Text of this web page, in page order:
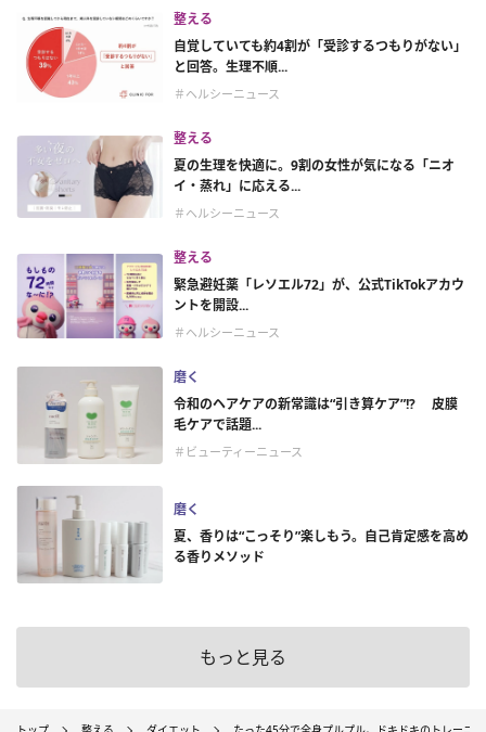
整える
自覚していても約4割が「受診するつもりがない」
と回答。生理不順...
＃ヘルシーニュース
整える
夏の生理を快適に。9割の女性が気になる「ニオ
イ・蒸れ」に応える...
＃ヘルシーニュース
整える
緊急避妊薬「レソエル72」が、公式TikTokアカウ
ントを開設...
＃ヘルシーニュース
磨く
令和のヘアケアの新常識は“引き算ケア”!? 皮膜
毛ケアで話題...
＃ビューティーニュース
磨く
夏、香りは“こっそり”楽しもう。自己肯定感を高め
る香りメソッド
もっと見る